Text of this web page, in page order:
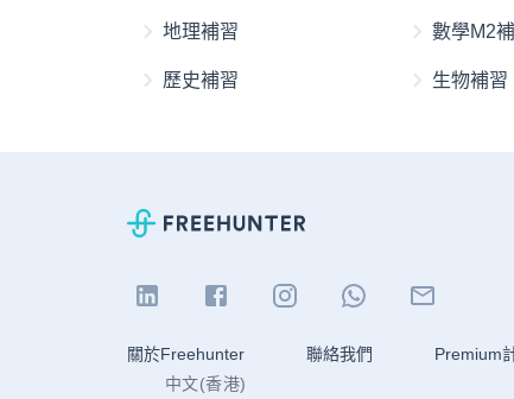
地理補習 數學M2
歷史補習 生物補習
關於Freehunter 聯絡我們 Premium
中文(香港)